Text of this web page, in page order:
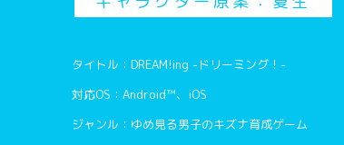
タイトル：DREAM!ing -ドリーミング！-
対応OS：Android™、iOS
ジャンル：ゆめ見る男子のキズナ育成ゲーム